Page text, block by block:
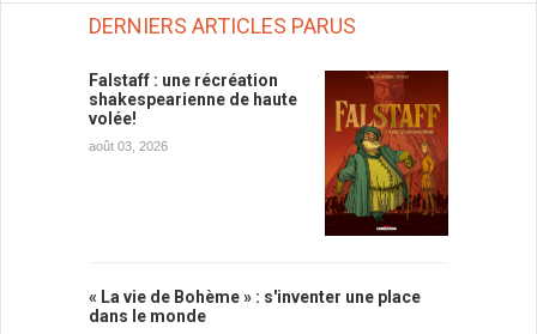
DERNIERS ARTICLES PARUS
Falstaff : une récréation
shakespearienne de haute
volée!
août 03, 2026
« La vie de Bohème » : s'inventer une place
dans le monde